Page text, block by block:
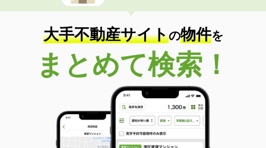
大手不動産サイトの物件を
まとめて検索！